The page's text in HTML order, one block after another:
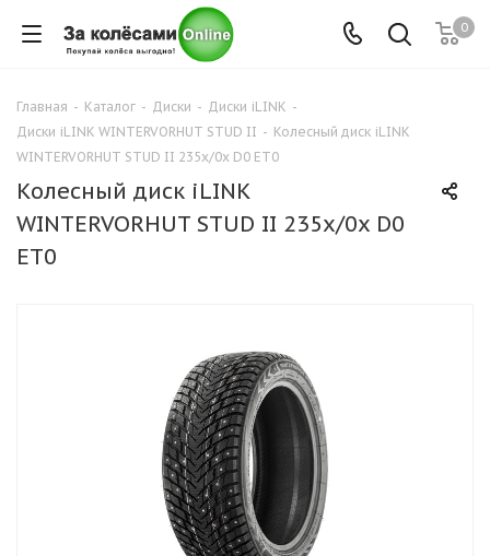
0
Главная - Каталог - Диски - Диски iLINK -
Диски iLINK WINTERVORHUT STUD II - Колесный диск iLINK
WINTERVORHUT STUD II 235x/0x D0 ET0
Колесный диск iLINK
WINTERVORHUT STUD II 235x/0x D0
ET0